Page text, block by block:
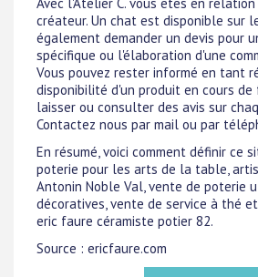
créateur. Un chat est disponible sur
également demander un devis pour
spécifique ou l'élaboration d'une
Vous pouvez rester informé en tant
disponibilité d'un produit en cours
laisser ou consulter des avis sur
Contactez nous par mail ou par
En résumé, voici comment définir ce
poterie pour les arts de la table,
Antonin Noble Val, vente de poterie
décoratives, vente de service à thé
eric faure céramiste potier 82.
Source : ericfaure.com